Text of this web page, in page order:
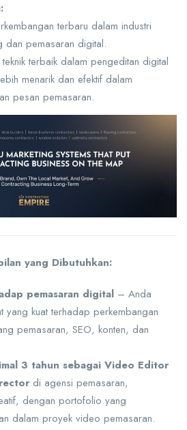
terbaru dalam industri
dan pemasaran digital.
terbaik dalam pengeditan digital
menarik dan efektif dalam
pesan pemasaran.
yang Dibutuhkan:
pemasaran digital – Anda
yang kuat terhadap perkembangan
pemasaran, SEO, konten, dan
3 tahun sebagai Video Editor
di agensi pemasaran,
dengan portofolio yang
dalam proyek video pemasaran.